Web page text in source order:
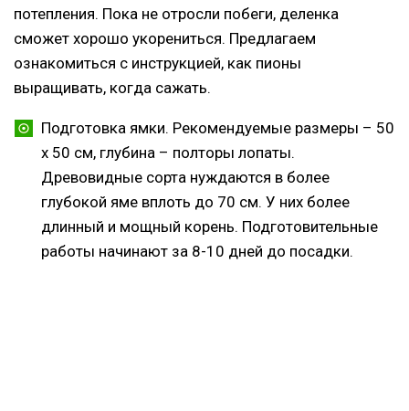
потепления. Пока не отросли побеги, деленка
сможет хорошо укорениться. Предлагаем
ознакомиться с инструкцией, как пионы
выращивать, когда сажать.
Подготовка ямки. Рекомендуемые размеры – 50
х 50 см, глубина – полторы лопаты.
Древовидные сорта нуждаются в более
глубокой яме вплоть до 70 см. У них более
длинный и мощный корень. Подготовительные
работы начинают за 8-10 дней до посадки.